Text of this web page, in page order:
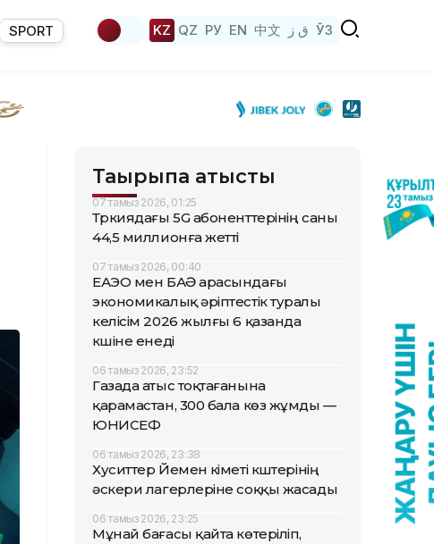
SPORT KZ QZ РУ EN 中文 ق ز ЎЗ
Тақырыпқа қатысты
07 тамыз 2026, 01:25
Түркиядағы 5G абоненттерінің саны
44,5 миллионға жетті
07 тамыз 2026, 00:40
ЕАЭО мен БАӘ арасындағы
экономикалық әріптестік туралы
келісім 2026 жылғы 6 қазанда
күшіне енеді
06 тамыз 2026, 23:52
Газада атыс тоқтағанына
қарамастан, 300 бала көз жұмды —
ЮНИСЕФ
06 тамыз 2026, 23:38
Хуситтер Йемен үкіметі күштерінің
әскери лагерлеріне соққы жасады
06 тамыз 2026, 23:25
Мұнай бағасы қайта көтеріліп,